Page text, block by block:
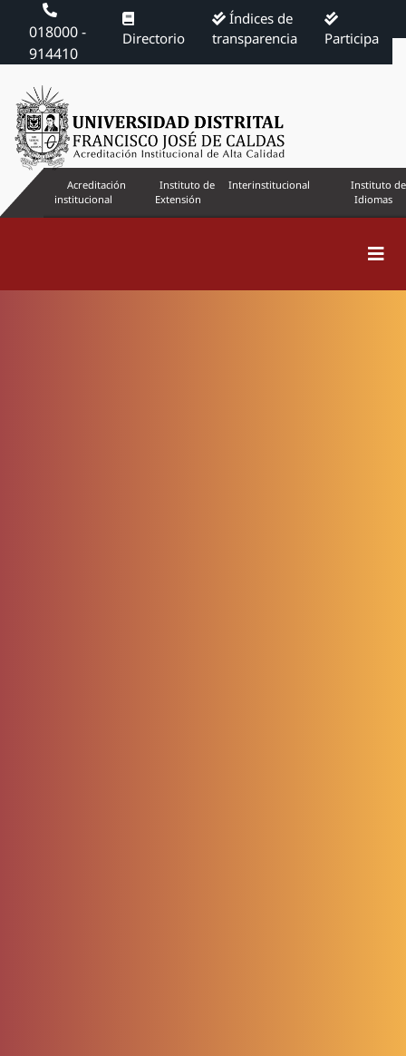
018000 -
914410
Directorio
Índices de
transparencia
Participa
Acreditación
institucional
Instituto de
Extensión
Interinstitucional
Instituto de
Idiomas